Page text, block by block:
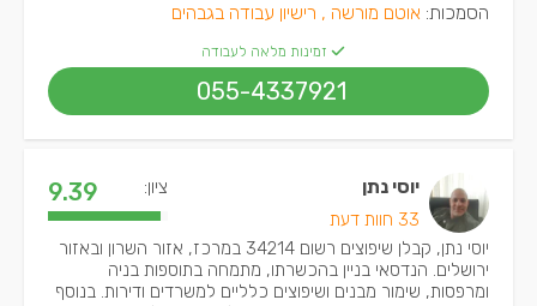
הסמכות: אוטם מורשה , רישיון עבודה בגבהים
זמינות מלאה לעבודה
055-4337921
יוסי נתן
33 חוות דעת
ציון: 9.39
יוסי נתן, קבלן שיפוצים רשום 34214 במרכז, אזור השרון ובאזור
ירושלים. הנדסאי בניין בהכשרתו, מתמחה בתוספות בניה
ומרפסות, שימור מבנים ושיפוצים כלליים למשרדים ודירות. בנוסף